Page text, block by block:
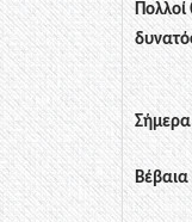
Πολλοί
Σήμερα
Βέβαια